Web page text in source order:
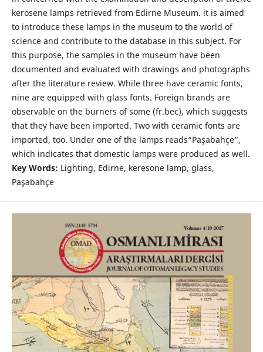
kerosene lamps retrieved from Edirne Museum. it is aimed
to introduce these lamps in the museum to the world of
science and contribute to the database in this subject. For
this purpose, the samples in the museum have been
documented and evaluated with drawings and photographs
after the literature review. While three have ceramic fonts,
nine are equipped with glass fonts. Foreign brands are
observable on the burners of some (fr.bec), which suggests
that they have been imported. Two with ceramic fonts are
imported, too. Under one of the lamps reads“Paşabahçe”,
which indicates that domestic lamps were produced as well.
Key Words: Lighting, Edirne, keresone lamp, glass,
Paşabahçe